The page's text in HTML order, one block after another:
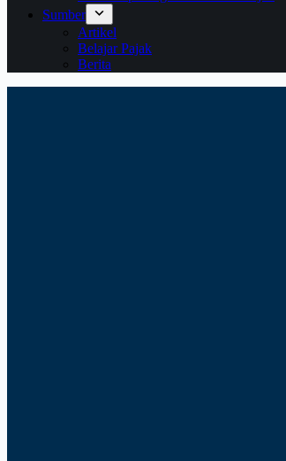
Sumber
Artikel
Belajar Pajak
Berita